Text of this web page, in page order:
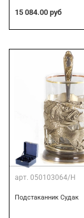
15 084.00 руб
арт. 050103064/Н
Подстаканник Судак